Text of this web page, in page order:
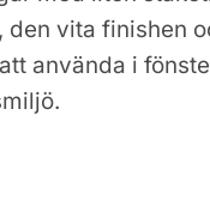
den vita finishen
använda i
med